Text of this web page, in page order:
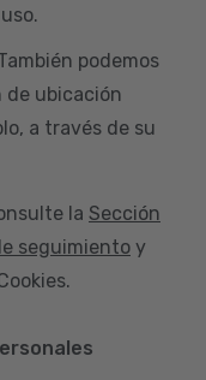
podemos
de ubicación
a través de su
la Sección
seguimiento y